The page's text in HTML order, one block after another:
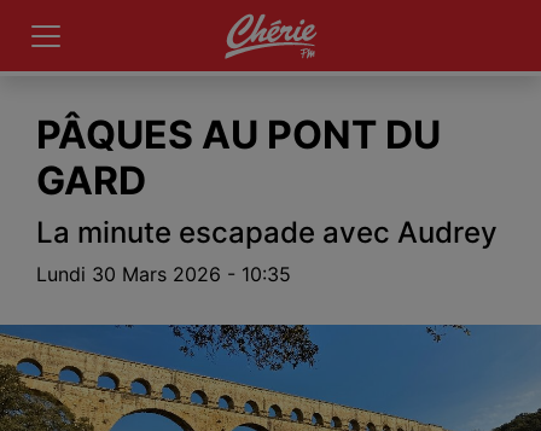
PÂQUES AU PONT DU
GARD
La minute escapade avec Audrey
Lundi 30 Mars 2026 - 10:35